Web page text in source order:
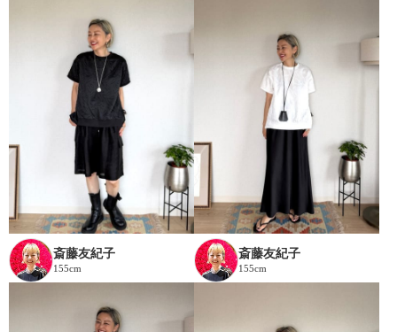
斎藤友紀子
155cm
斎藤友紀子
155cm